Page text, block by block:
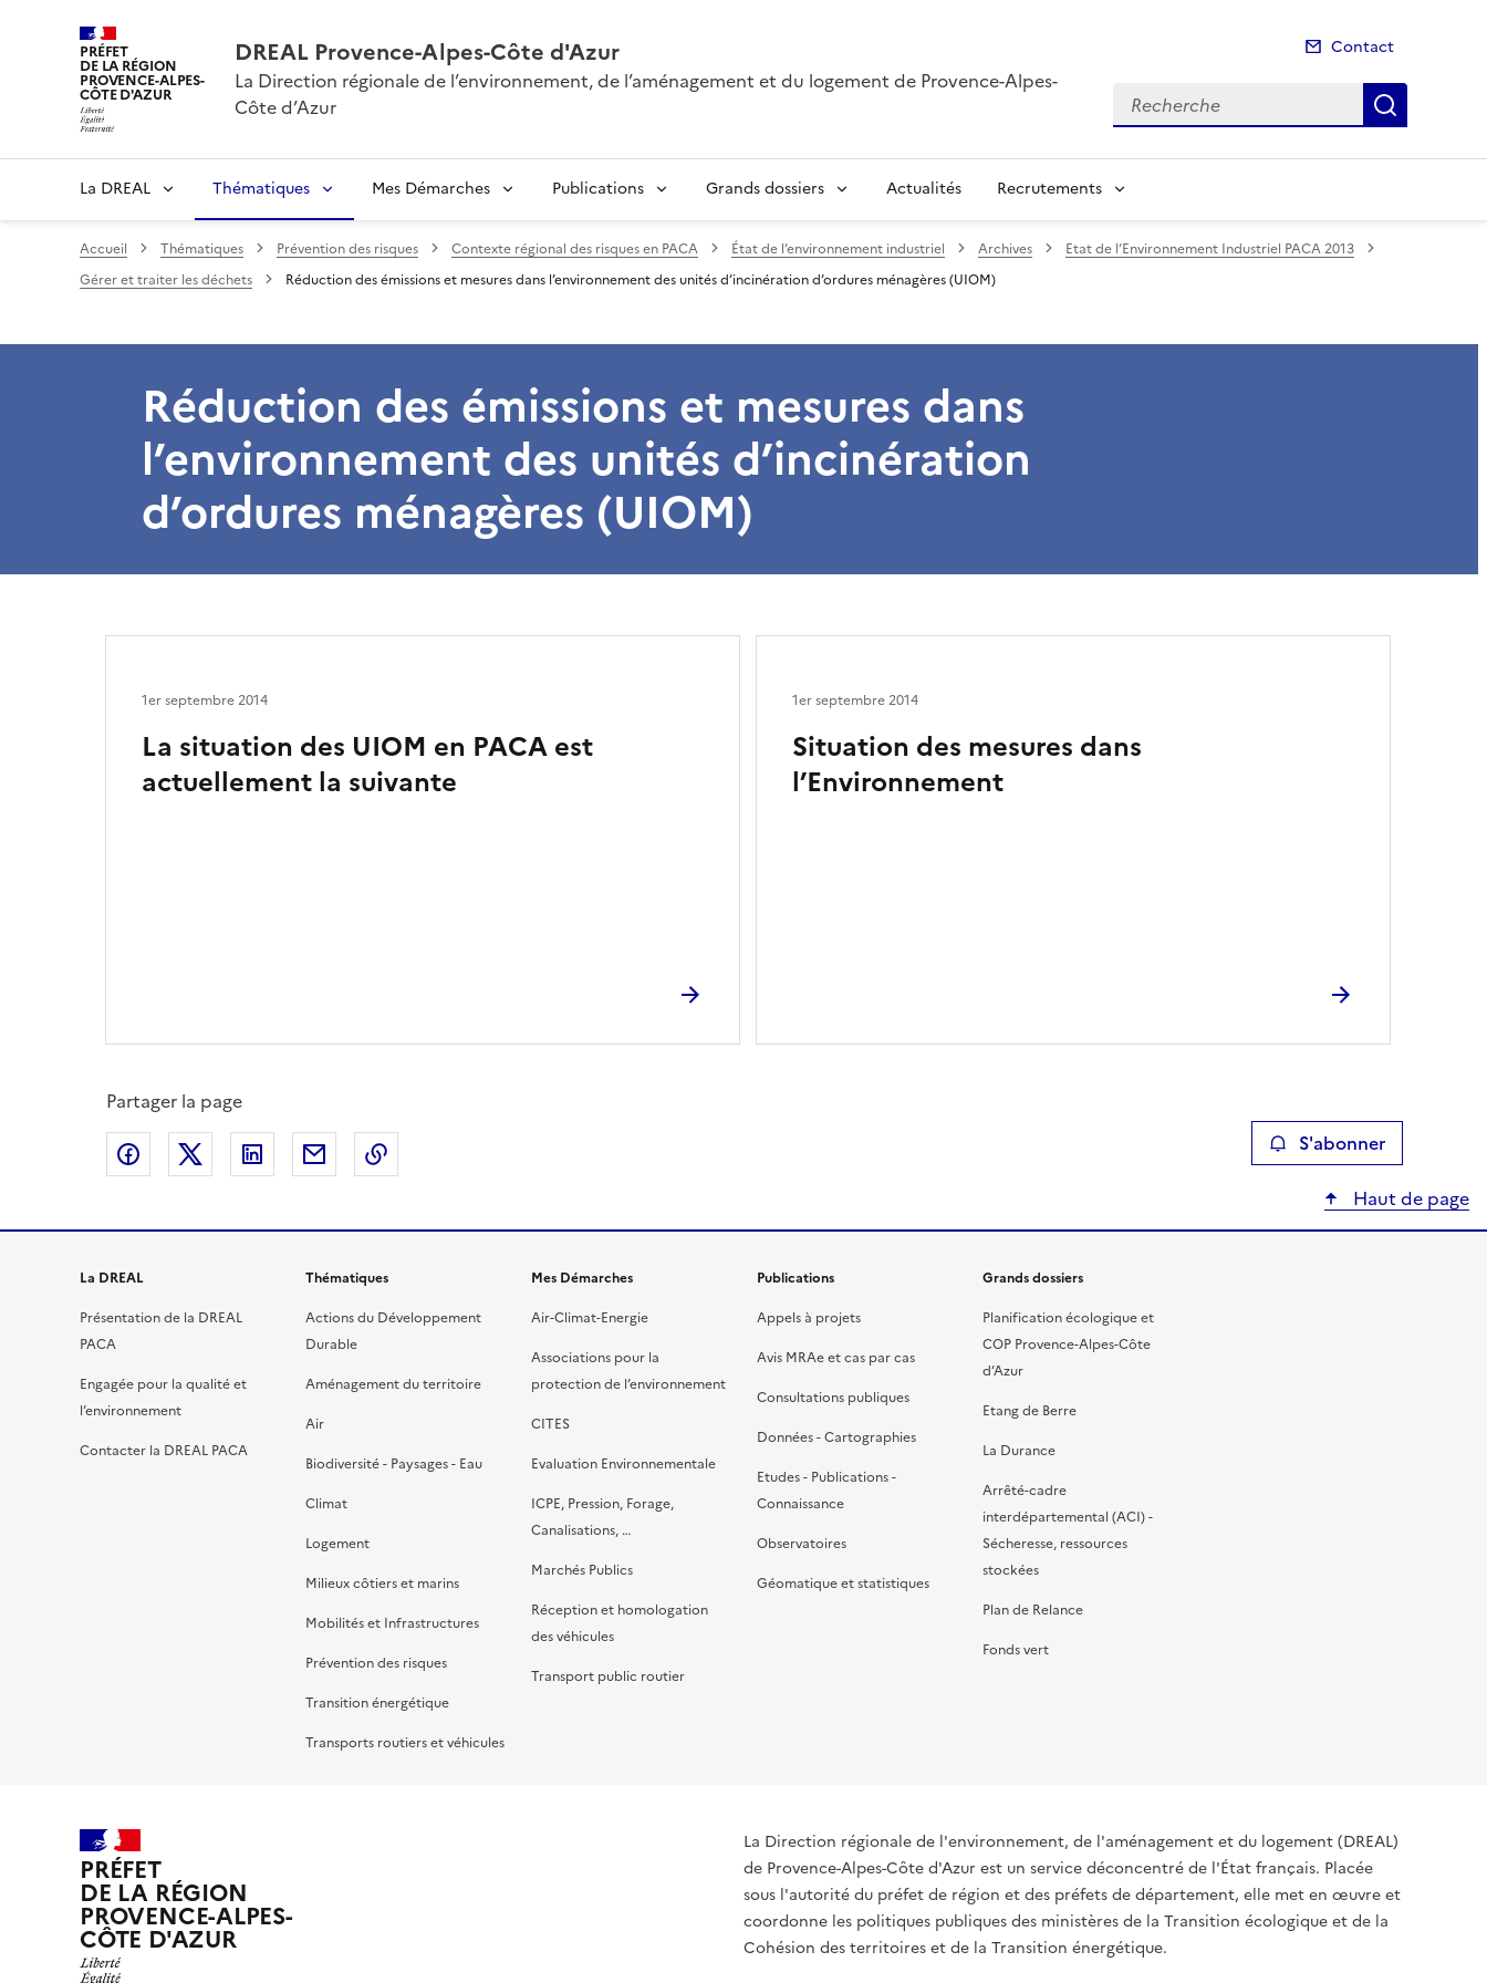
PRÉFET
DE LA RÉGION
PROVENCE-ALPES-
CÔTE D'AZUR
DREAL Provence-Alpes-Côte d'Azur
La Direction régionale de l’environnement, de l’aménagement et du logement de Provence-Alpes-
Côte d’Azur
Contact
Recherche
La DREAL Thématiques Mes Démarches Publications Grands dossiers Actualités Recrutements
Accueil Thématiques Prévention des risques Contexte régional des risques en PACA État de l’environnement industriel Archives
Etat de l’Environnement Industriel PACA 2013
Gérer et traiter les déchets
Réduction des émissions et mesures dans l’environnement des unités d’incinération d’ordures ménagères (UIOM)
Réduction des émissions et mesures dans
l’environnement des unités d’incinération
d’ordures ménagères (UIOM)
La situation des UIOM en PACA est
actuellement la suivante
1er septembre 2014
Situation des mesures dans
l’Environnement
1er septembre 2014
Partager la page
Partager sur Facebook
Partager sur XPartager sur LinkedIn
Partager par email S'abonner
Haut de page
La DREAL
Présentation de la DREAL
PACA
Engagée pour la qualité et
l’environnement
Contacter la DREAL PACA
Thématiques
Actions du Développement
Durable
Aménagement du territoire
Air
Biodiversité - Paysages - Eau
Climat
Logement
Milieux côtiers et marins
Mobilités et Infrastructures
Prévention des risques
Transition énergétique
Transports routiers et véhicules
Mes Démarches
Air-Climat-Energie
Associations pour la
protection de l’environnement
CITES
Evaluation Environnementale
ICPE, Pression, Forage,
Canalisations, …
Marchés Publics
Réception et homologation
des véhicules
Transport public routier
Publications
Appels à projets
Avis MRAe et cas par cas
Consultations publiques
Données - Cartographies
Etudes - Publications -
Connaissance
Observatoires
Géomatique et statistiques
Grands dossiers
Planification écologique et
COP Provence-Alpes-Côte
d’Azur
Etang de Berre
La Durance
Arrêté-cadre
interdépartemental (ACI) -
Sécheresse, ressources
stockées
Plan de Relance
Fonds vert
PRÉFET
DE LA RÉGION
PROVENCE-ALPES-
CÔTE D'AZUR
La Direction régionale de l'environnement, de l'aménagement et du logement (DREAL)
de Provence-Alpes-Côte d'Azur est un service déconcentré de l'État français. Placée
sous l'autorité du préfet de région et des préfets de département, elle met en œuvre et
coordonne les politiques publiques des ministères de la Transition écologique et de la
Cohésion des territoires et de la Transition énergétique.